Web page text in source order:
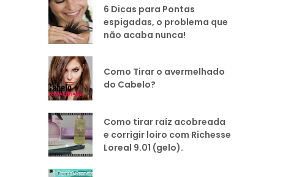
6 Dicas para Pontas
espigadas, o problema que
não acaba nunca!
Como Tirar o avermelhado
do Cabelo?
Como tirar raíz acobreada
e corrigir loiro com Richesse
Loreal 9.01 (gelo).